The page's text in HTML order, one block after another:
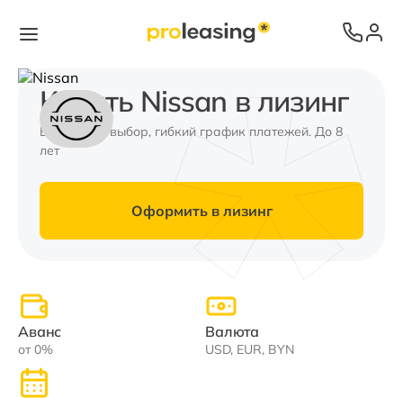
Купить Nissan в лизинг
Валюта на выбор, гибкий график платежей. До 8
лет
Оформить в лизинг
Аванс
от 0%
Валюта
USD, EUR, BYN